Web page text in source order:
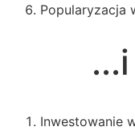
Popularyzacja
Inwestowanie